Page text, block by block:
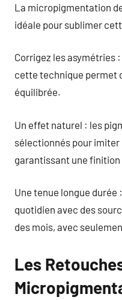
La micropigmentation
idéale pour sublimer
Corrigez les asymétries
cette technique permet
équilibrée.
Un effet naturel : les
sélectionnés pour
garantissant une
Une tenue longue durée
quotidien avec des
des mois, avec
Les